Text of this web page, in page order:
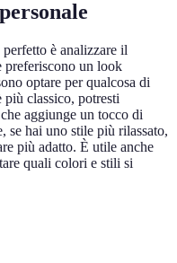
è analizzare il
preferiscono un look
optare per qualcosa di
più classico, potresti
aggiunge un tocco di
se hai uno stile più rilassato,
più adatto. È utile anche
quali colori e stili si